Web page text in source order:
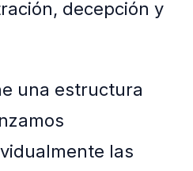
decepción y
una estructura
las